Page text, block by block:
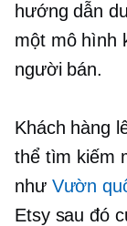
hướng dẫn
một mô hình
người bán.
Khách hàng
thể tìm kiếm
như Vườn
Etsy sau đó